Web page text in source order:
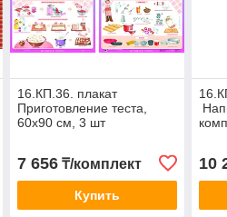
16.КП.36. плакат
Приготовление теста,
60х90 см, 3 шт
7 656₸/комплект
Купить
10